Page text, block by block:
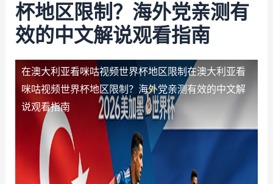
杯地区限制？海外党亲测有
效的中文解说观看指南
在澳大利亚看咪咕视频世界杯地区限制 在澳大利亚看
咪咕视频世界杯地区限制？海外党亲测有效的中文解
说观看指南